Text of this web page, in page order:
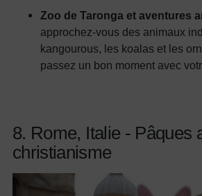
Zoo de Taronga et aventures
approchez-vous des animaux
kangourous, les koalas et les
passez un bon moment avec
8. Rome, Italie -
christianisme